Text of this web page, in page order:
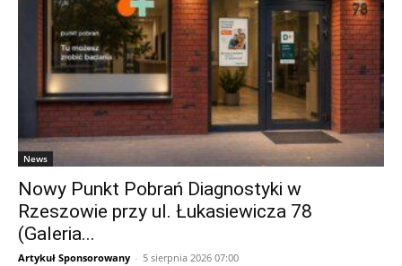
News
Nowy Punkt Pobrań Diagnostyki w
Rzeszowie przy ul. Łukasiewicza 78
(Galeria...
Artykuł Sponsorowany - 5 sierpnia 2026 07:00